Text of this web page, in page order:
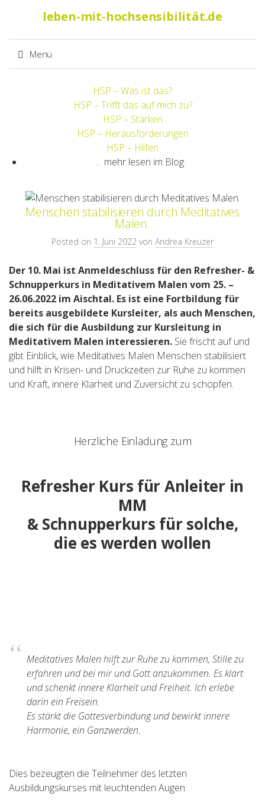
leben-mit-hochsensibilität.de
Menü
HSP – Was ist das?
HSP – Trifft das auf mich zu?
HSP – Stärken
HSP – Herausforderungen
HSP – Hilfen
… mehr lesen im Blog
Menschen stabilisieren durch Meditatives
Malen.
Posted on 1. Juni 2022 von Andrea Kreuzer
Der 10. Mai ist Anmeldeschluss für den Refresher- &
Schnupperkurs in Meditativem Malen vom 25. –
26.06.2022 im Aischtal. Es ist eine Fortbildung für
bereits ausgebildete Kursleiter, als auch Menschen,
die sich für die Ausbildung zur Kursleitung in
Meditativem Malen interessieren. Sie frischt auf und
gibt Einblick, wie Meditatives Malen Menschen stabilisiert
und hilft in Krisen- und Druckzeiten zur Ruhe zu kommen
und Kraft, innere Klarheit und Zuversicht zu schöpfen.
Herzliche Einladung zum
Refresher Kurs für Anleiter in
MM
& Schnupperkurs für solche,
die es werden wollen
Meditatives Malen hilft zur Ruhe zu kommen, Stille zu
erfahren und bei mir und Gott anzukommen. Es klärt
und schenkt innere Klarheit und Freiheit. Ich erlebe
darin ein Freisein.
Es stärkt die Gottesverbindung und bewirkt innere
Harmonie, ein Ganzwerden.
Dies bezeugten die Teilnehmer des letzten
Ausbildungskurses mit leuchtenden Augen.